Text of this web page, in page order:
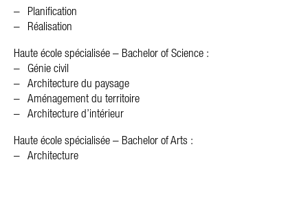
Planification
Réalisation
Haute école spécialisée – Bachelor of Science :
Génie civil
Architecture du paysage
Aménagement du territoire
Architecture d’intérieur
Haute école spécialisée – Bachelor of Arts :
Architecture